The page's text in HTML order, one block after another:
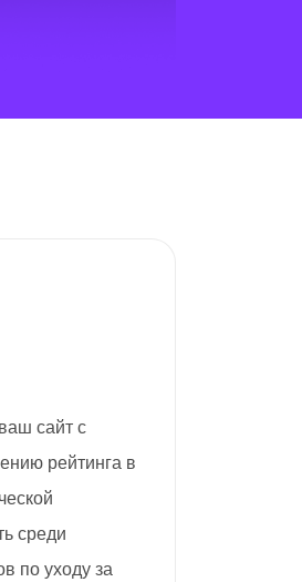
сайт с
рейтинга в
среди
по уходу за